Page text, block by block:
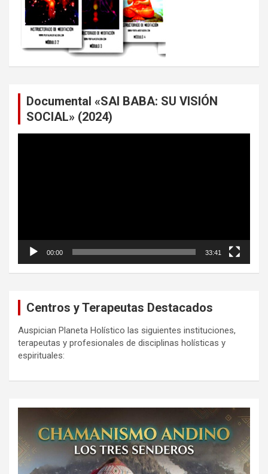
Documental «SAI BABA: SU VISIÓN
SOCIAL» (2024)
00:00 33:41
Centros y Terapeutas Destacados
Auspician Planeta Holístico las siguientes instituciones,
terapeutas y profesionales de disciplinas holísticas y
espirituales: